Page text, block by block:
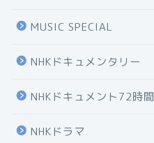
MUSIC SPECIAL
NHKドキュメンタリー
NHKドキュメント72時間
NHKドラマ